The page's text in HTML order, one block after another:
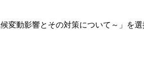
変動影響とその対策について～」を